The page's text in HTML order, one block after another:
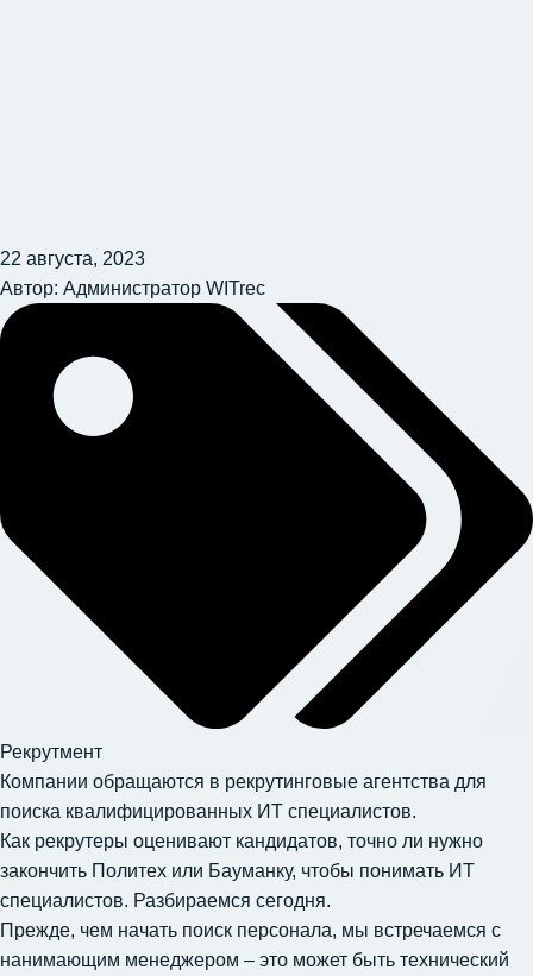
22 августа, 2023
Автор: Администратор WITrec
Рекрутмент
Компании обращаются в рекрутинговые агентства для
поиска квалифицированных ИТ специалистов.
Как рекрутеры оценивают кандидатов, точно ли нужно
закончить Политех или Бауманку, чтобы понимать ИТ
специалистов. Разбираемся сегодня.
Прежде, чем начать поиск персонала, мы встречаемся с
нанимающим менеджером – это может быть технический